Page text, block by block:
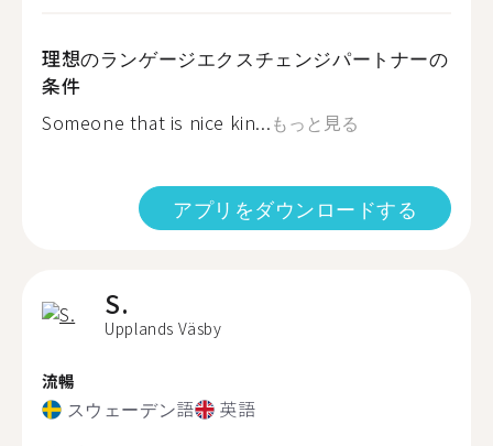
理想のランゲージエクスチェンジパートナーの
条件
Someone that is nice kin...もっと見る
アプリをダウンロードする
S.
Upplands Väsby
流暢
スウェーデン語 英語